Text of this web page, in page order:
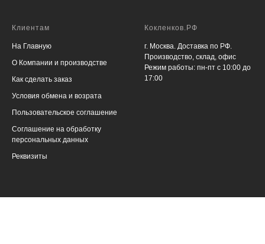
Клиентам
На Главную
О Компании и производстве
Как сделать заказ
Условия обмена и возрата
Пользовательское соглашение
Соглашение на обработку
персональных данных
Реквизиты
Кокленков.РФ
г. Москва. Доставка по РФ.
Производство, склад, офис
Режим работы: пн-пт с 10:00 до
17:00